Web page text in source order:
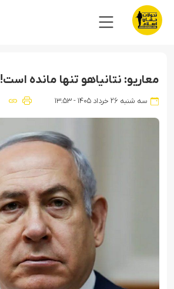
معاریو: نتانیاهو تنها مانده است!
سه شنبه ۲۶ خرداد ۱۴۰۵ - ۱۳:۵۳